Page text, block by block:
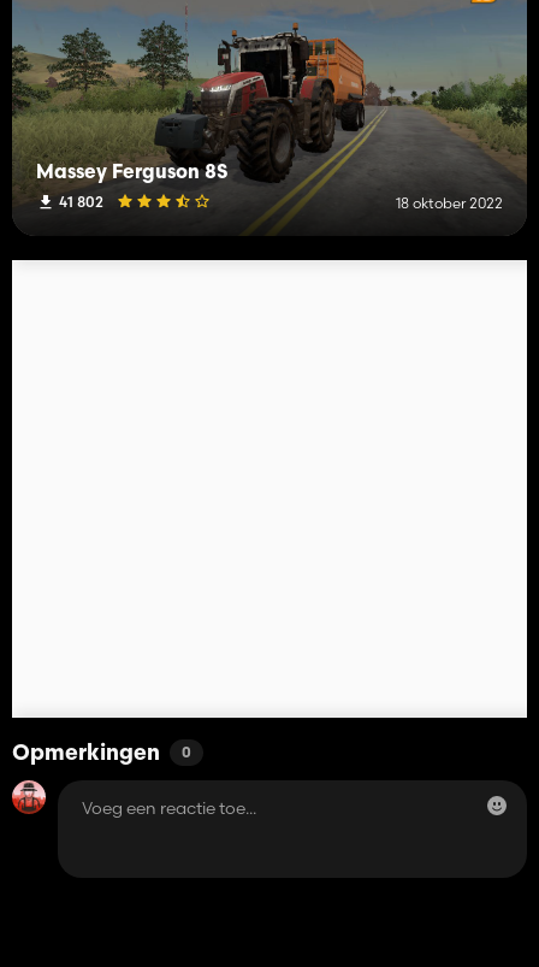
Massey Ferguson 8S
41 802 18 oktober 2022
Opmerkingen 0